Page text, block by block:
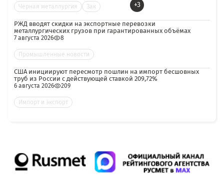
Черная металлургия Зак +3
РЖД вводят скидки на экспортные перевозки
металлургических грузов при гарантированных объёмах
7 августа 2026 8
Промышленные новости
США инициируют пересмотр пошлин на импорт бесшовных
труб из России с действующей ставкой 209,72%
6 августа 2026 209
Импорт и экспорт